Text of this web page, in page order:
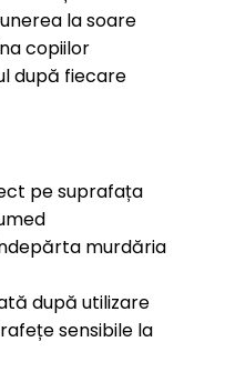
la soare
copiilor
după fiecare
pe suprafața
murdăria
după utilizare
sensibile la